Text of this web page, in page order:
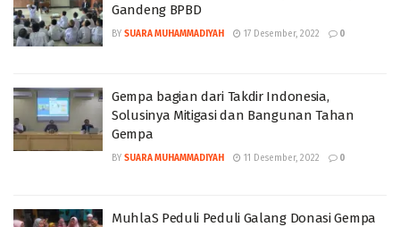
Gandeng BPBD
BY SUARA MUHAMMADIYAH 17 Desember, 2022 0
Gempa bagian dari Takdir Indonesia,
Solusinya Mitigasi dan Bangunan Tahan
Gempa
BY SUARA MUHAMMADIYAH 11 Desember, 2022 0
MuhlaS Peduli Peduli Galang Donasi Gempa